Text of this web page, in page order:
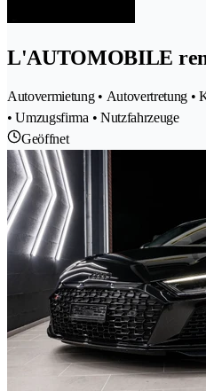
L'AUTOMOBILE
Autovermietung • Autovertretung •
• Umzugsfirma • Nutzfahrzeuge
Geöffnet